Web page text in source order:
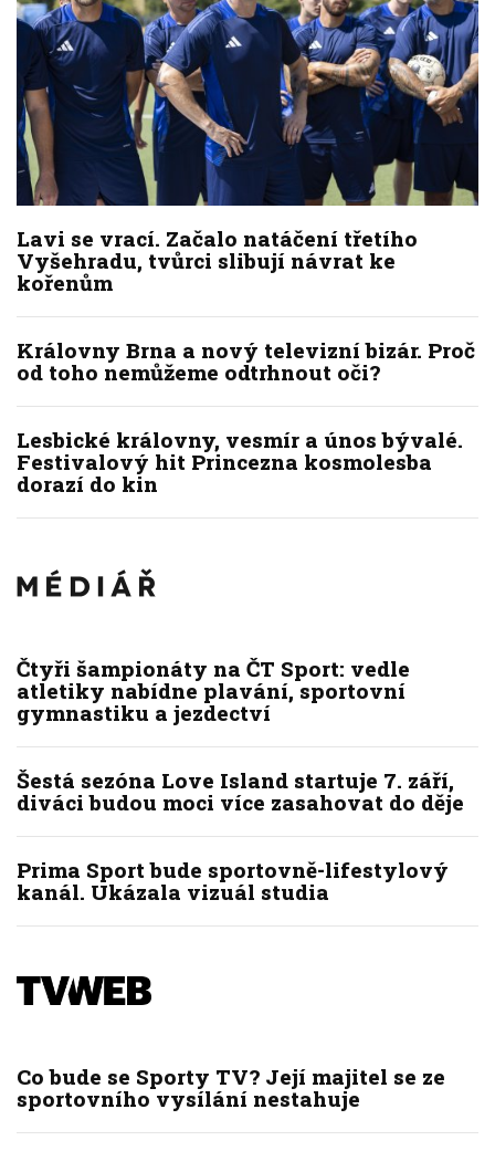
Lavi se vrací. Začalo natáčení třetího
Vyšehradu, tvůrci slibují návrat ke
kořenům
Královny Brna a nový televizní bizár. Proč
od toho nemůžeme odtrhnout oči?
Lesbické královny, vesmír a únos bývalé.
Festivalový hit Princezna kosmolesba
dorazí do kin
Čtyři šampionáty na ČT Sport: vedle
atletiky nabídne plavání, sportovní
gymnastiku a jezdectví
Šestá sezóna Love Island startuje 7. září,
diváci budou moci více zasahovat do děje
Prima Sport bude sportovně-lifestylový
kanál. Ukázala vizuál studia
Co bude se Sporty TV? Její majitel se ze
sportovního vysílání nestahuje